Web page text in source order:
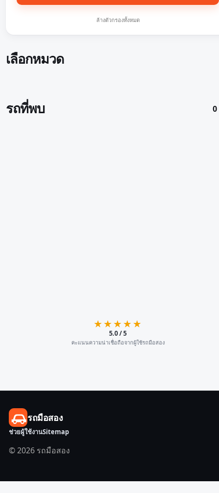
ล้างตัวกรองทั้งหมด
เลือกหมวด
รถที่พบ
★★★★★
5.0 / 5
คะแนนความน่าเชื่อถือจากผู้ใช้รถมือสอง
รถมือสอง
ช่วยผู้ใช้งานSitemap
© 2026 รถมือสอง